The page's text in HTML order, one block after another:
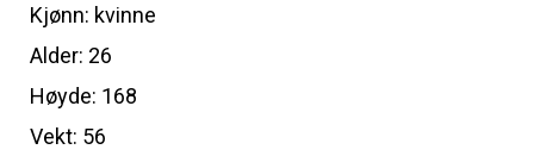
Kjønn: kvinne
Alder: 26
Høyde: 168
Vekt: 56